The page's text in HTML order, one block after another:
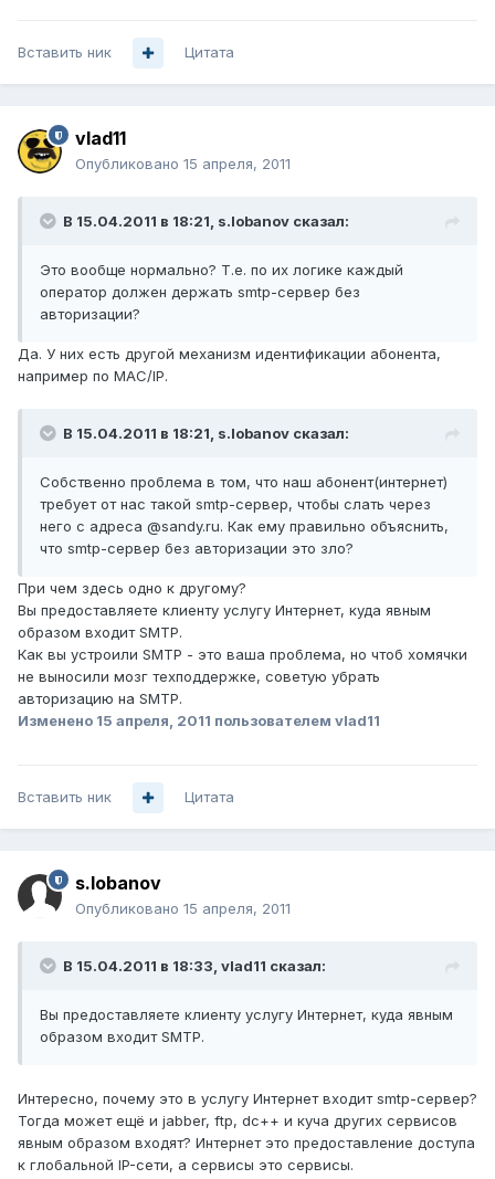
Вставить ник Цитата
vlad11
Опубликовано 15 апреля, 2011
В 15.04.2011 в 18:21, s.lobanov сказал:
Это вообще нормально? Т.е. по их логике каждый
оператор должен держать smtp-сервер без
авторизации?
Да. У них есть другой механизм идентификации абонента,
например по MAC/IP.
В 15.04.2011 в 18:21, s.lobanov сказал:
Собственно проблема в том, что наш абонент(интернет)
требует от нас такой smtp-сервер, чтобы слать через
него с адреса @sandy.ru. Как ему правильно объяснить,
что smtp-сервер без авторизации это зло?
При чем здесь одно к другому?
Вы предоставляете клиенту услугу Интернет, куда явным
образом входит SMTP.
Как вы устроили SMTP - это ваша проблема, но чтоб хомячки
не выносили мозг техподдержке, советую убрать
авторизацию на SMTP.
Изменено 15 апреля, 2011 пользователем vlad11
Вставить ник Цитата
s.lobanov
Опубликовано 15 апреля, 2011
В 15.04.2011 в 18:33, vlad11 сказал:
Вы предоставляете клиенту услугу Интернет, куда явным
образом входит SMTP.
Интересно, почему это в услугу Интернет входит smtp-сервер?
Тогда может ещё и jabber, ftp, dc++ и куча других сервисов
явным образом входят? Интернет это предоставление доступа
к глобальной IP-сети, а сервисы это сервисы.